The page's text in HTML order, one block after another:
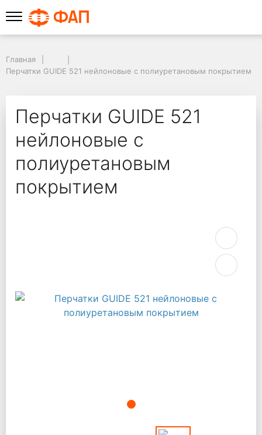
Главная
Перчатки GUIDE 521 нейлоновые с полиуретановым покрытием
Перчатки GUIDE 521
нейлоновые с
полиуретановым
покрытием